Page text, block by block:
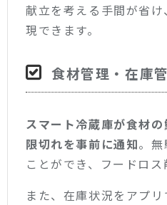
献立を考える手間が省
現できます。
食材管理・在庫
スマート冷蔵庫が食材
限切れを事前に通知。
ことができ、フードロス
また、在庫状況をアプ